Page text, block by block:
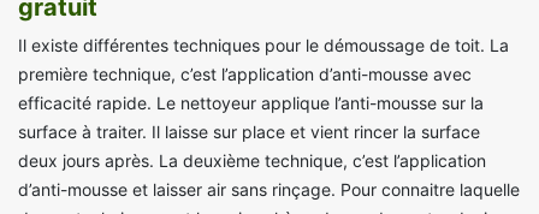
gratuit
Il existe différentes techniques pour le démoussage de toit. La
première technique, c’est l’application d’anti-mousse avec
efficacité rapide. Le nettoyeur applique l’anti-mousse sur la
surface à traiter. Il laisse sur place et vient rincer la surface
deux jours après. La deuxième technique, c’est l’application
d’anti-mousse et laisser air sans rinçage. Pour connaitre laquelle